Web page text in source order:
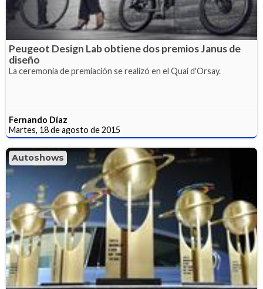
Peugeot Design Lab obtiene dos premios Janus de
diseño
La ceremonia de premiación se realizó en el Quai d'Orsay.
Fernando Díaz
Martes, 18 de agosto de 2015
Autoshows